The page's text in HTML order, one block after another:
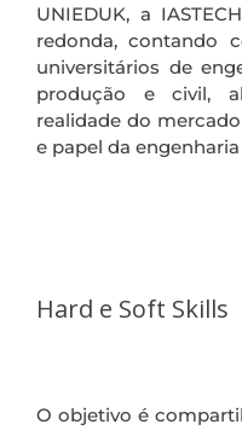
UNIEDUK, a
redonda, contando
universitários de
produção e civil,
realidade do
e papel da
Hard e Soft Skills
O objetivo é